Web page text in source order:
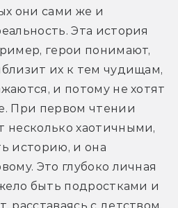
они сами же и
Эта история
герои понимают,
их к тем чудищам,
и потому не хотят
При первом чтении
несколько хаотичными,
историю, и она
Это глубоко личная
быть подростками и